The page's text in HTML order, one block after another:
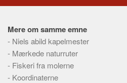
Investering
Pension og opsparing
Forbrug
Social sikring og sundhed
Mere om samme emne
- Niels abild kapelmester
- Mærkede naturruter
- Fiskeri fra molerne
- Koordinaterne